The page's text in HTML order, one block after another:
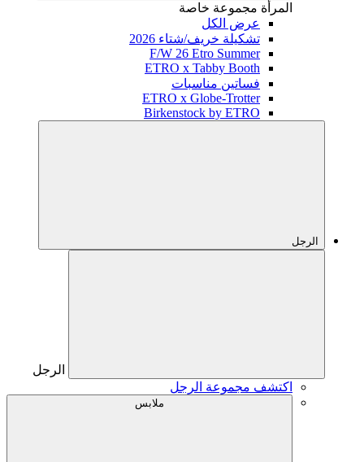
المرأة مجموعة خاصة
عرض الكل
تشكيلة خريف/شتاء 2026
F/W 26 Etro Summer
ETRO x Tabby Booth
فساتين مناسبات
ETRO x Globe-Trotter
Birkenstock by ETRO
الرجل
الرجل
اكتشف مجموعة الرجل
ملابس